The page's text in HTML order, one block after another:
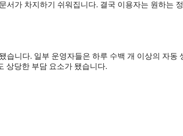
서가 차지하기 쉬워집니다. 결국 이용자는 원하는
습니다. 일부 운영자들은 하루 수백 개 이상의 자동
상당한 부담 요소가 됐습니다.